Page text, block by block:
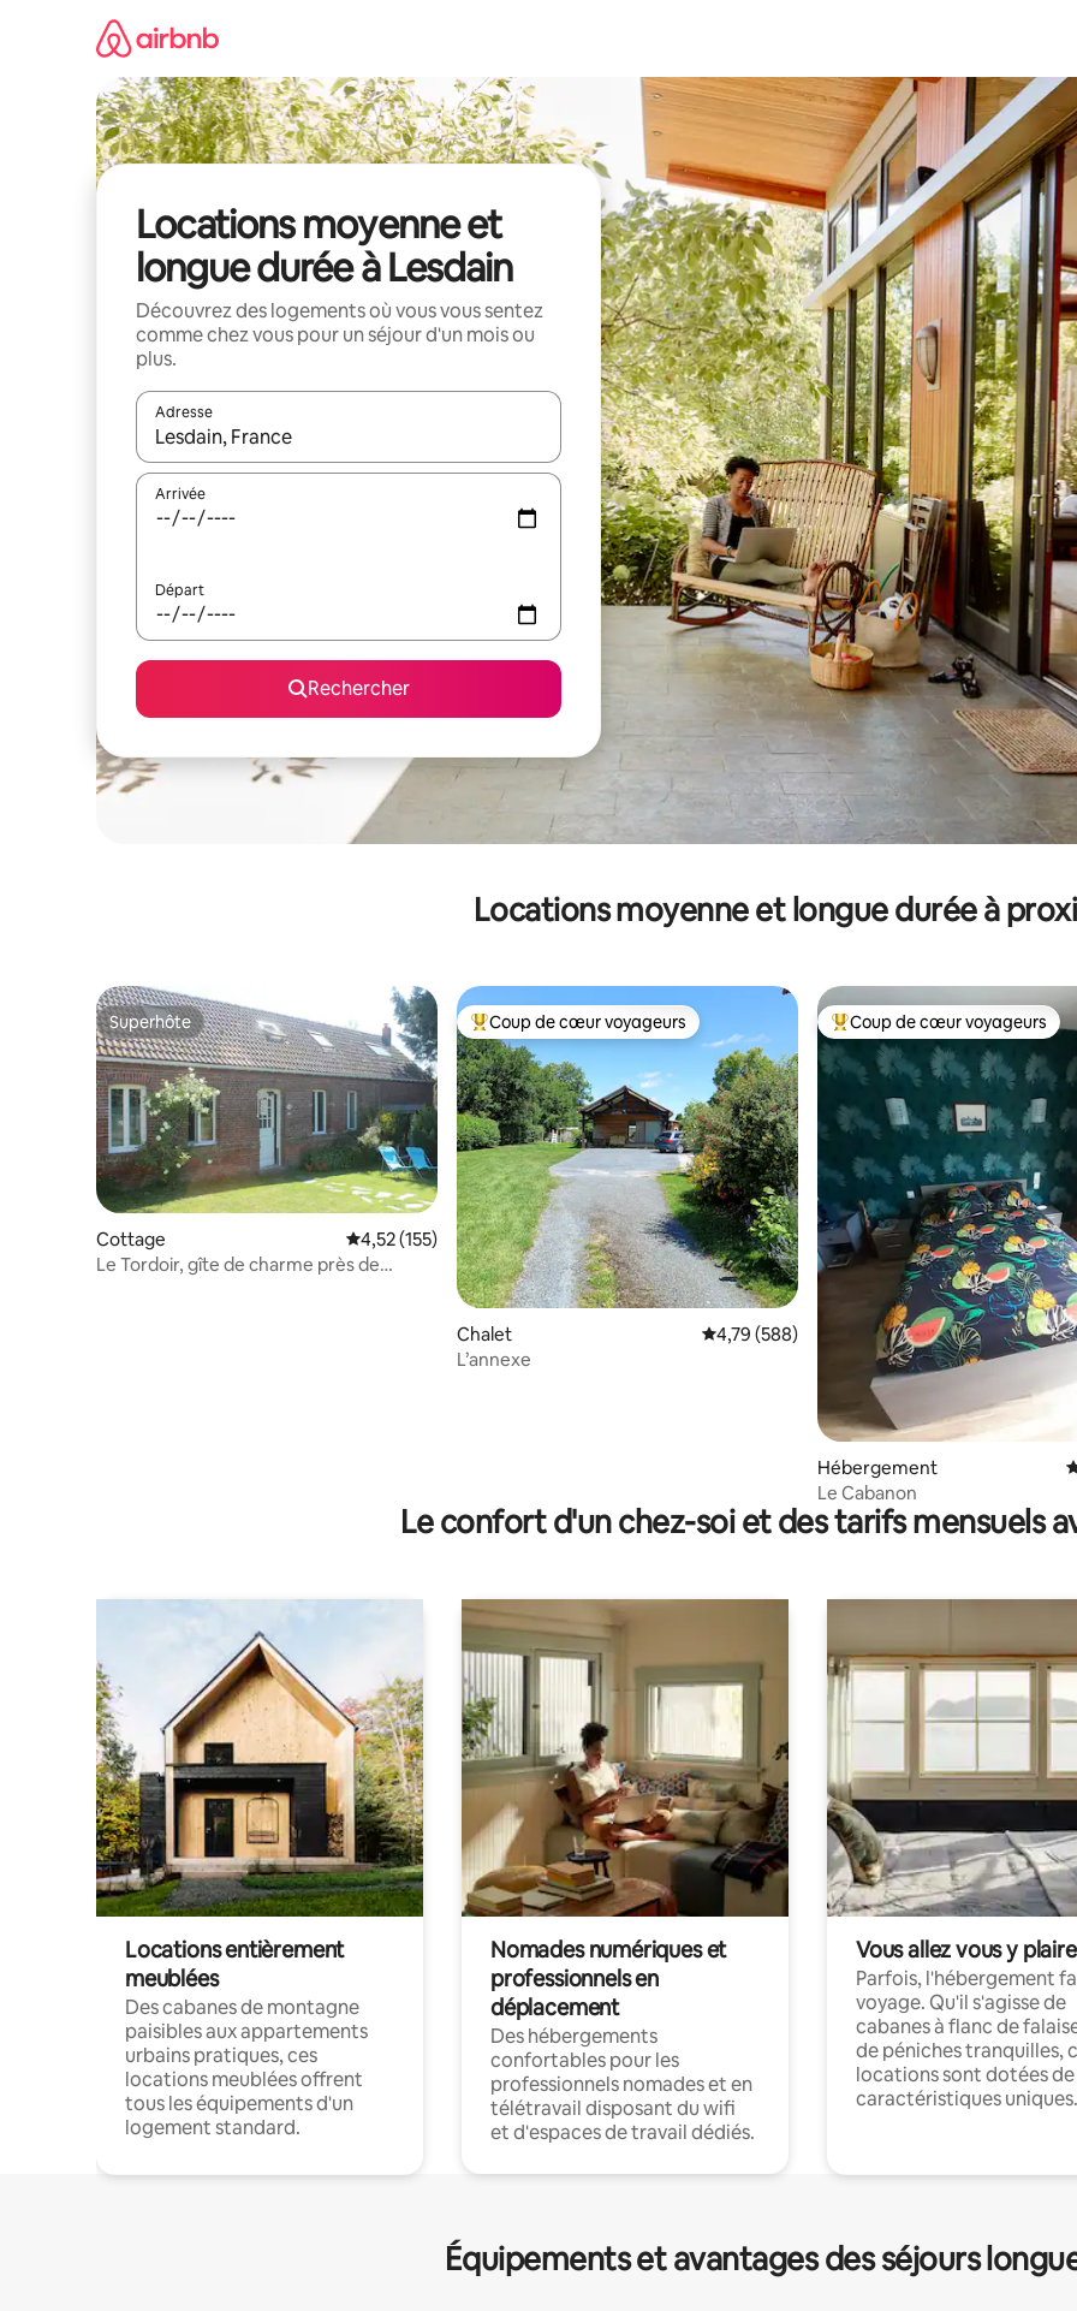
Locations moyenne et
longue durée à Lesdain
Découvrez des logements où vous vous sentez
comme chez vous pour un séjour d'un mois ou
plus.
Adresse
Lorsque les résultats s'affichent, utilisez les flèches vers le haut et vers le bas pour les parcourir ou en appuyant et en
Arrivée
Départ
Rechercher
Locations moyenne et longue durée à
Superhôte
Superhôte
Cottage Évaluation moyenne sur la base de 155 commentaires : 4,52 sur 5
4,52 (155)
Le Tordoir, gîte de charme près de
Coups de cœur voyageurs les plus appréciés
Coup de cœur voyageurs
Chalet Évaluation moyenne sur la base de 588
4,79 (588)
L’annexe
Coups de cœur voyageurs les
Coup de cœur voyageurs
Hébergement
Le Cabanon
Le confort d'un chez-soi et des tarifs mensuels
Locations entièrement
meublées
Des cabanes de montagne
paisibles aux appartements
urbains pratiques, ces
locations meublées offrent
tous les équipements d'un
logement standard.
Nomades numériques et
professionnels en
déplacement
Des hébergements
confortables pour les
professionnels nomades et en
télétravail disposant du wifi
et d'espaces de travail dédiés.
Vous allez vous y plaire
Parfois, l'hébergement
voyage. Qu'il s'agisse de
cabanes à flanc de
de péniches tranquilles,
locations sont dotées de
caractéristiques uniques.
Équipements et avantages des séjours